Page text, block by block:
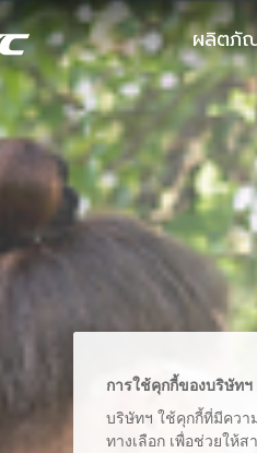
ผลิตภั
การใช้คุกกี้ของบริษัทฯ
บริษัทฯ ใช้คุกกี้ที่มีควา
ทางเลือก เพื่อช่วยให้